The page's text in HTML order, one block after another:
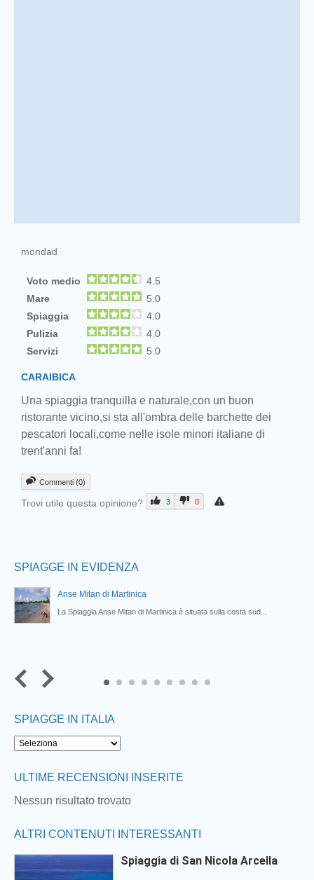
mondad
Voto medio
4.5
Mare
5.0
Spiaggia
4.0
Pulizia
4.0
Servizi
5.0
CARAIBICA
Una spiaggia tranquilla e naturale,con un buon
ristorante vicino,si sta all'ombra delle barchette dei
pescatori locali,come nelle isole minori italiane di
trent'anni fa!
Commenti (0)
Trovi utile questa opinione? 3 0
SPIAGGE IN EVIDENZA
Anse Mitan di Martinica
La Spiaggia Anse Mitan di Martinica è situata sulla costa sud...
8
SPIAGGE IN ITALIA
ULTIME RECENSIONI INSERITE
Nessun risultato trovato
ALTRI CONTENUTI INTERESSANTI
Spiaggia di San Nicola Arcella